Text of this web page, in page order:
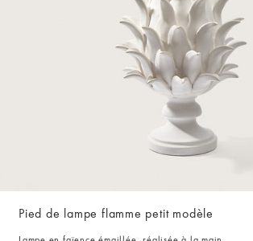
Pied de lampe flamme petit modèle